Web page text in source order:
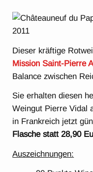
Dieser kräftige
Mission Saint-Pierre
Balance zwischen
Sie erhalten diesen
Weingut Pierre Vidal
in Frankreich jetzt
Flasche statt 28,90
Auszeichnungen: